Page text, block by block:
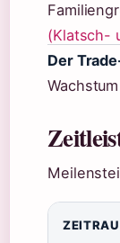
(Klatsch-
Der